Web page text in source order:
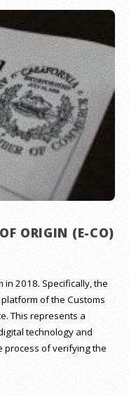
ORIGIN (E-CO)
in 2018. Specifically, the
of the Customs
This represents a
technology and
process of verifying the